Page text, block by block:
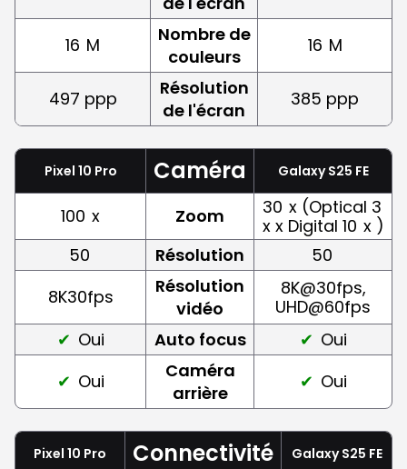
16 M
Nombre de
couleurs
16 M
497 ppp
Résolution
de l'écran
385 ppp
Pixel 10 Pro Caméra Galaxy S25 FE
100 x Zoom 30 x (Optical 3
x x Digital 10 x )
50
Résolution
50
8K30fps
Résolution
vidéo
8K@30fps,
UHD@60fps
Oui
Auto focus
Oui
Oui
Caméra
arrière
Oui
Pixel 10 Pro Connectivité Galaxy S25 FE